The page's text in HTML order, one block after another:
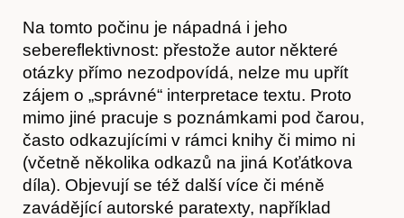
Na tomto počinu je nápadná i jeho
sebereflektivnost: přestože autor některé
otázky přímo nezodpovídá, nelze mu upřít
zájem o „správné“ interpretace textu. Proto
mimo jiné pracuje s poznámkami pod čarou,
často odkazujícími v rámci knihy či mimo ni
(včetně několika odkazů na jiná Koťátkova
díla). Objevují se též další více či méně
zavádějící autorské paratexty, například